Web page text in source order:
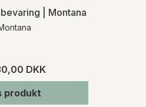
| Montana
DKK
produkt